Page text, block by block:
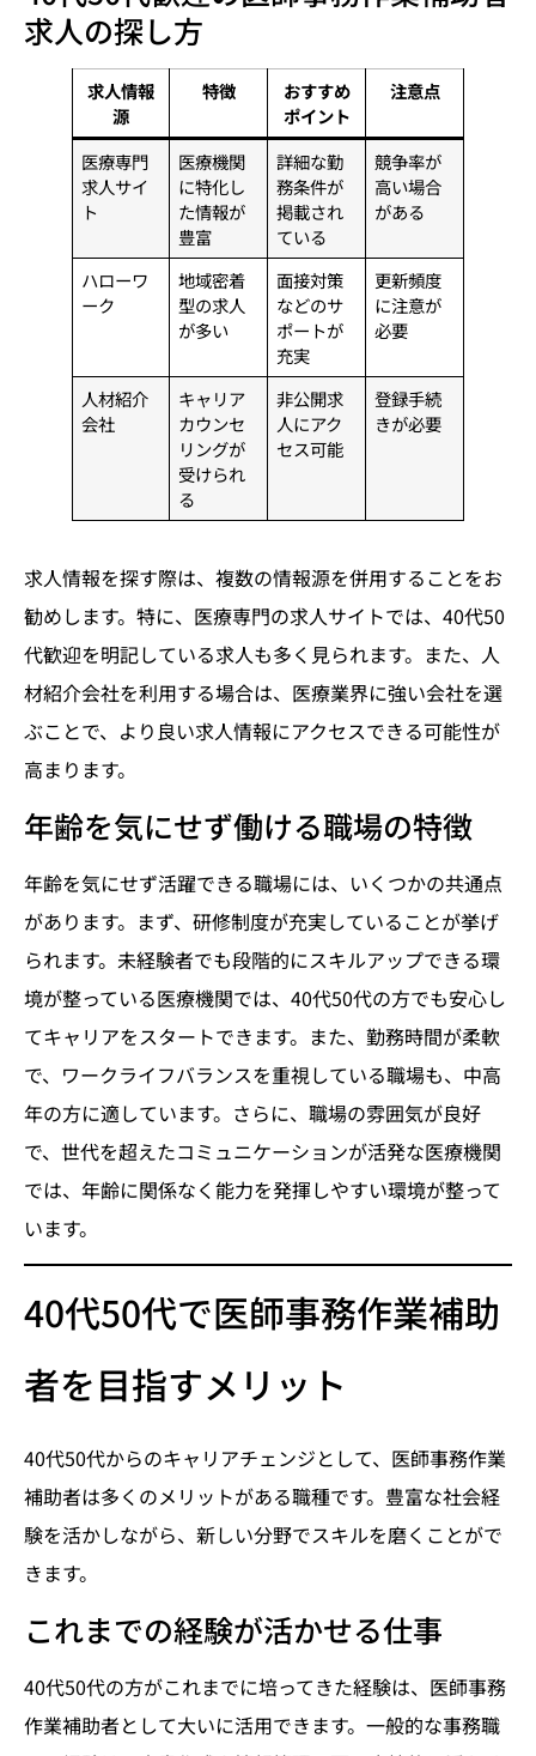
求人の探し方
求人情報
源
特徴
おすすめ
ポイント
注意点
医療専門
求人サイ
ト
医療機関
に特化し
た情報が
豊富
詳細な勤
務条件が
掲載され
ている
競争率が
高い場合
がある
ハローワ
ーク
地域密着
型の求人
が多い
面接対策
などのサ
ポートが
充実
更新頻度
に注意が
必要
人材紹介
会社
キャリア
カウンセ
リングが
受けられ
る
非公開求
人にアク
セス可能
登録手続
きが必要
求人情報を探す際は、複数の情報源を併用することをお
勧めします。特に、医療専門の求人サイトでは、40代50
代歓迎を明記している求人も多く見られます。また、人
材紹介会社を利用する場合は、医療業界に強い会社を選
ぶことで、より良い求人情報にアクセスできる可能性が
高まります。
年齢を気にせず働ける職場の特徴
年齢を気にせず活躍できる職場には、いくつかの共通点
があります。まず、研修制度が充実していることが挙げ
られます。未経験者でも段階的にスキルアップできる環
境が整っている医療機関では、40代50代の方でも安心し
てキャリアをスタートできます。また、勤務時間が柔軟
で、ワークライフバランスを重視している職場も、中高
年の方に適しています。さらに、職場の雰囲気が良好
で、世代を超えたコミュニケーションが活発な医療機関
では、年齢に関係なく能力を発揮しやすい環境が整って
います。
40代50代で医師事務作業補助
者を目指すメリット
40代50代からのキャリアチェンジとして、医師事務作業
補助者は多くのメリットがある職種です。豊富な社会経
験を活かしながら、新しい分野でスキルを磨くことがで
きます。
これまでの経験が活かせる仕事
40代50代の方がこれまでに培ってきた経験は、医師事務
作業補助者として大いに活用できます。一般的な事務職